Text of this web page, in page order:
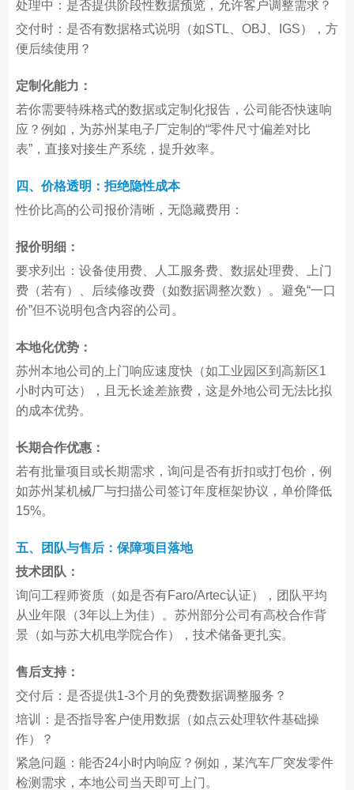
处理中：是否提供阶段性数据预览，允许客户调整需求？
交付时：是否有数据格式说明（如STL、OBJ、IGS），方
便后续使用？
定制化能力：
若你需要特殊格式的数据或定制化报告，公司能否快速响
应？例如，为苏州某电子厂定制的“零件尺寸偏差对比
表”，直接对接生产系统，提升效率。
四、价格透明：拒绝隐性成本
性价比高的公司报价清晰，无隐藏费用：
报价明细：
要求列出：设备使用费、人工服务费、数据处理费、上门
费（若有）、后续修改费（如数据调整次数）。避免“一口
价”但不说明包含内容的公司。
本地化优势：
苏州本地公司的上门响应速度快（如工业园区到高新区1
小时内可达），且无长途差旅费，这是外地公司无法比拟
的成本优势。
长期合作优惠：
若有批量项目或长期需求，询问是否有折扣或打包价，例
如苏州某机械厂与扫描公司签订年度框架协议，单价降低
15%。
五、团队与售后：保障项目落地
技术团队：
询问工程师资质（如是否有Faro/Artec认证），团队平均
从业年限（3年以上为佳）。苏州部分公司有高校合作背
景（如与苏大机电学院合作），技术储备更扎实。
售后支持：
交付后：是否提供1-3个月的免费数据调整服务？
培训：是否指导客户使用数据（如点云处理软件基础操
作）？
紧急问题：能否24小时内响应？例如，某汽车厂突发零件
检测需求，本地公司当天即可上门。